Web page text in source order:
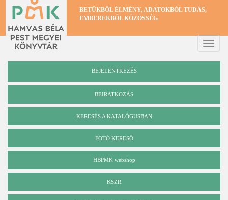
Ugrás
tartalomra
BETŰKBŐL ÉLMÉNY, ADATOKBÓL TUDÁS,
EMBEREKBŐL KÖZÖSSÉG
Toggle
BEJELENTKEZÉS
BEIRATKOZÁS
Katalógus
KERESÉS A KATALÓGUSBAN
FOTÓ KERESŐ
HBPMK webshop
KSZR